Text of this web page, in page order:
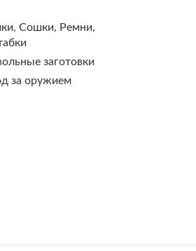
Сошки, Ремни,
заготовки
за оружием